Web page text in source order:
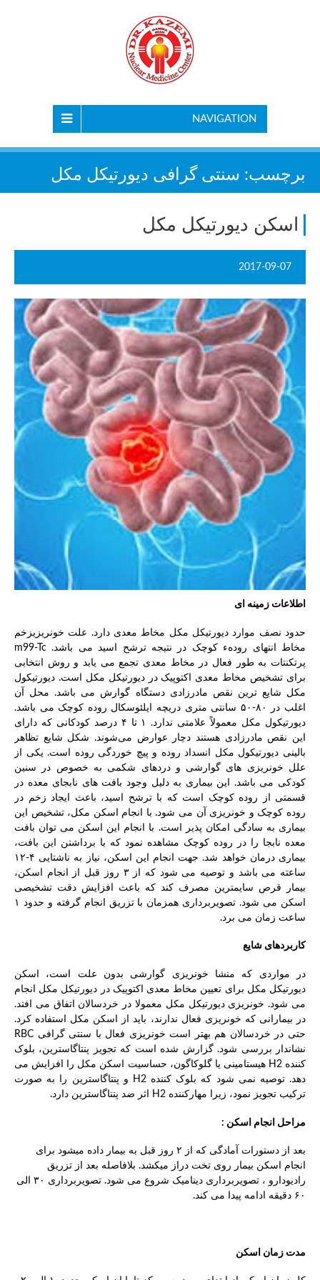
NAVIGATION
برچسب: سنتی گرافی ديورتيكل مكل
اسکن دیورتیکل مکل
2017-09-07
اطلاعات زمینه ای
حدود نصف موارد دیورتیکل مکل مخاط معدی دارد. علت خونریزیزخم
مخاط انتهای رودهء کوچک در نتیجه ترشح اسید می باشد. m99-Tc
پرتکنتات به طور فعال در مخاط معدی تجمع می یابد و روش انتخابی
برای تشخیص مخاط معدی اکتوپیک در دیورتیکل مکل است. دیورتیکول
مکل شایع ترین نقص مادرزادی دستگاه گوارش می باشد. محل آن
اغلب در ۸۰-۵۰ سانتی متری دریچه ایلئوسکال روده کوچک می باشد.
دیورتیکول مکل معمولاً علامتی ندارد. ۱ تا ۴ درصد کودکانی که دارای
این نقص مادرزادی هستند دچار عوارض می‌شوند. شکل شایع تظاهر
بالینی دیورتیکول مکل انسداد روده و پیچ خوردگی روده ‌است. یکی از
علل خونریزی های گوارشی و دردهای شکمی به خصوص در سنین
کودکی می باشد. این بیماری به دلیل وجود بافت های نابجای معده در
قسمتی از روده کوچک است که با ترشح اسید، باعث ایجاد زخم در
روده کوچک و خونریزی آن می شود. با انجام اسکن مکل، تشخیص این
بیماری به سادگی امکان پذیر است. با انجام این اسکن می توان بافت
معده نابجا را در روده کوچک مشاهده نمود که با برداشتن این بافت،
بیماری درمان خواهد شد. جهت انجام این اسکن، نیاز به ناشتایی ۴-۱۲
ساعته می باشد و توصیه می شود که از ۳ روز قبل از انجام اسکن،
بیمار قرص سایمترین مصرف کند که باعث افزایش دقت تشخیصی
اسکن می شود. تصویربرداری همزمان با تزریق انجام گرفته و حدود ۱
ساعت زمان می برد.
کاربردهای شایع
در مواردی که منشا خونریزی گوارشی بدون علت است، اسکن
دیورتیکل مکل برای تعیین مخاط معدی اکتوپیک در دیورتیکل مکل انجام
می شود. خونریزی دیورتیکل مکل معمولا در خردسالان اتفاق می افتد.
در بیمارانی که خونریزی فعال ندارند، باید از اسکن مکل استفاده کرد.
حتی در خردسالان هم بهتر است خونریزی فعال با سنتی گرافی RBC
نشاندار بررسی شود. گزارش شده است که تجویز پنتاگاسترین، بلوک
کننده H2 هیستامینی یا گلوکاگون، حساسیت اسکن مکل را افزایش می
دهد. توصیه نمی شود که بلوک کننده H2 و پنتاگاسترین را به صورت
ترکیب تجویز نمود، زیرا مهارکننده H2 اثر ضد پنتاگاسترین دارد.
مراحل انجام اسکن :
بعد از دستورات آمادگی که از ۲ روز قبل به بیمار داده میشود برای
انجام اسکن بیمار روی تخت دراز میکشد. بلافاصله بعد از تزریق
رادیودارو ، تصویربرداری دینامیک شروع می شود. تصویربرداری ۳۰ الی
۶۰ دقیقه ادامه پیدا می کند.
مدت زمان اسکن